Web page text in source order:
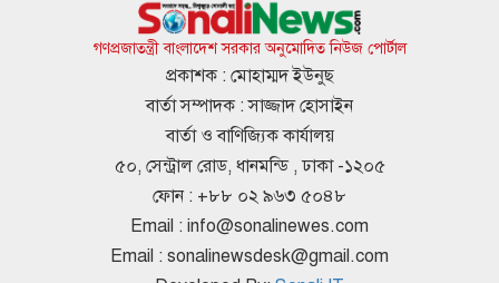
শেখ হাসিনা ও আ.লীগের রাজনৈতিক দাফন
হয়েছে: স্বরাষ্ট্রমন্ত্রী
হাসিনা চাইলেই কী দেশে ফিরতে পারবেন?
বিশ্বকাপে মেসিকে নিয়ে গোপন নথি ফাঁস মার্কিন
প্রতিবেদনে
গণপ্রজাতন্ত্রী বাংলাদেশ সরকার অনুমোদিত নিউজ পোর্টাল
প্রকাশক : মোহাম্মদ ইউনুছ
বার্তা সম্পাদক : সাজ্জাদ হোসাইন
বার্তা ও বাণিজ্যিক কার্যালয়
৫০, সেন্ট্রাল রোড, ধানমন্ডি , ঢাকা -১২০৫
ফোন : +৮৮ ০২ ৯৬৩ ৫০৪৮
Email : info@sonalinewes.com
Email : sonalinewsdesk@gmail.com